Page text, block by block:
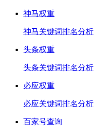
神马权重
神马关键词排名分析
头条权重
头条关键词排名分析
必应权重
必应关键词排名分析
百家号查询